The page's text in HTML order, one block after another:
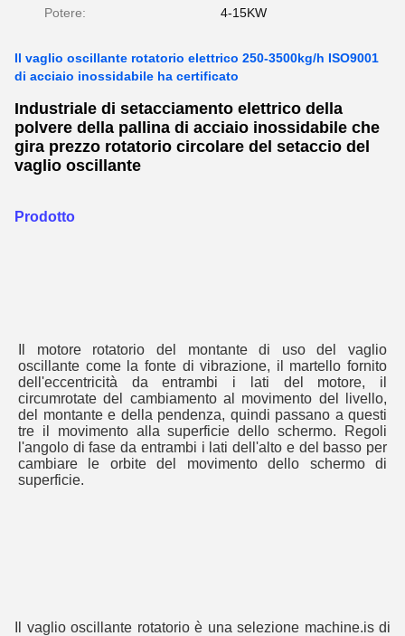
Potere: 4-15KW
Il vaglio oscillante rotatorio elettrico 250-3500kg/h ISO9001
di acciaio inossidabile ha certificato
Industriale di setacciamento elettrico della
polvere della pallina di acciaio inossidabile che
gira prezzo rotatorio circolare del setaccio del
vaglio oscillante
Prodotto
Il motore rotatorio del montante di uso del vaglio
oscillante come la fonte di vibrazione, il martello fornito
dell'eccentricità da entrambi i lati del motore, il
circumrotate del cambiamento al movimento del livello,
del montante e della pendenza, quindi passano a questi
tre il movimento alla superficie dello schermo. Regoli
l'angolo di fase da entrambi i lati dell'alto e del basso per
cambiare le orbite del movimento dello schermo di
superficie.
Il vaglio oscillante rotatorio è una selezione machine.is di